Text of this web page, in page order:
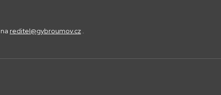
reditel@gybroumov.cz .